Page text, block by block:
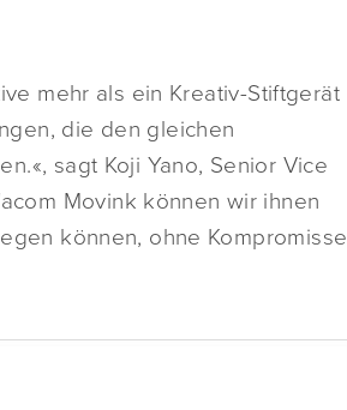
mehr als ein Kreativ-Stiftgerät
die den gleichen
sagt Koji Yano, Senior Vice
Movink können wir ihnen
können, ohne Kompromisse